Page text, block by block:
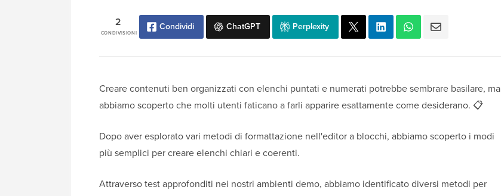
CONDIVISIONI
2 Condividi ChatGPT Perplexity
Creare contenuti ben organizzati con elenchi puntati e numerati potrebbe sembrare basilare, ma
abbiamo scoperto che molti utenti faticano a farli apparire esattamente come desiderano. 📋
Dopo aver esplorato vari metodi di formattazione nell'editor a blocchi, abbiamo scoperto i modi
più semplici per creare elenchi chiari e coerenti.
Attraverso test approfonditi nei nostri ambienti demo, abbiamo identificato diversi metodi per